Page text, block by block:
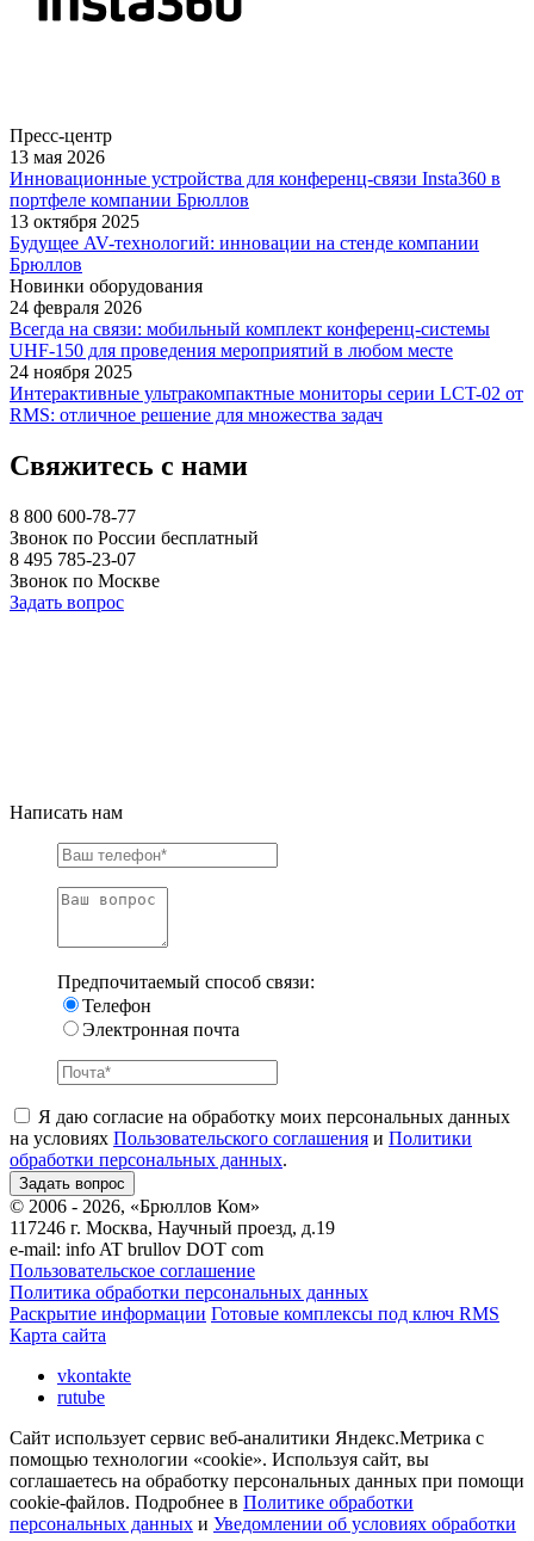
Пресс-центр
13 мая 2026
Инновационные устройства для конференц-связи Insta360 в
портфеле компании Брюллов
13 октября 2025
Будущее AV-технологий: инновации на стенде компании
Брюллов
Новинки оборудования
24 февраля 2026
Всегда на связи: мобильный комплект конференц-системы
UHF-150 для проведения мероприятий в любом месте
24 ноября 2025
Интерактивные ультракомпактные мониторы серии LCT-02 от
RMS: отличное решение для множества задач
Свяжитесь с нами
8 800 600-78-77
Звонок по России бесплатный
8 495 785-23-07
Звонок по Москве
Задать вопрос
Написать нам
Предпочитаемый способ связи:
Телефон
Электронная почта
Я даю согласие на обработку моих персональных данных
на условиях Пользовательского соглашения и Политики
обработки персональных данных.
© 2006 - 2026, «Брюллов Ком»
117246 г. Москва, Научный проезд, д.19
e-mail: info AT brullov DOT com
Пользовательское соглашение
Политика обработки персональных данных
Раскрытие информации Готовые комплексы под ключ RMS
Карта сайта
vkontakte
rutube
Сайт использует сервис веб-аналитики Яндекс.Метрика с
помощью технологии «cookie». Используя сайт, вы
соглашаетесь на обработку персональных данных при помощи
cookie-файлов. Подробнее в Политике обработки
персональных данных и Уведомлении об условиях обработки